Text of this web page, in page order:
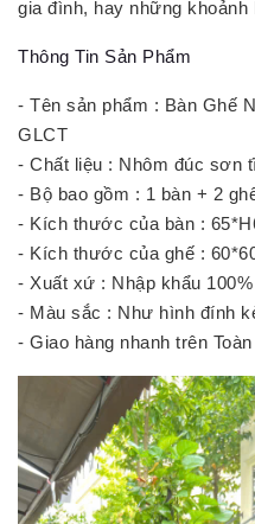
gia đình, hay những
Thông Tin Sản Phẩm
- Tên sản phẩm : Bàn Ghế
GLCT
- Chất liệu : Nhôm đúc sơn
- Bộ bao gồm : 1 bàn + 2
- Kích thước của bàn :
- Kích thước của ghế :
- Xuất xứ : Nhập khẩu 100%
- Màu sắc : Như hình đính
- Giao hàng nhanh trên